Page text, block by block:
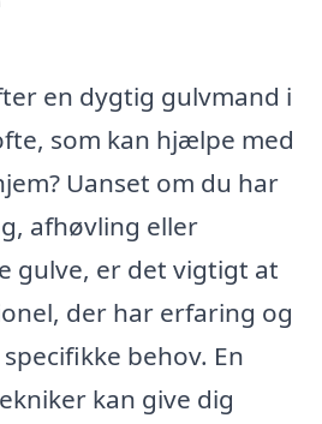
en dygtig gulvmand i
som kan hjælpe med
Uanset om du har
afhøvling eller
gulve, er det vigtigt at
der har erfaring og
behov. En
kan give dig